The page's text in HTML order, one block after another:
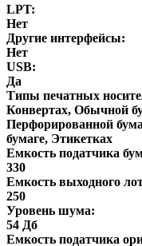
LPT:
Нет
Другие интерфейсы:
Нет
USB:
Да
Типы печатных
Конвертах, Обычной
Перфорированной
бумаге, Этикетках
Емкость податчика
330
Емкость выходного
250
Уровень шума:
54 Дб
Емкость податчика